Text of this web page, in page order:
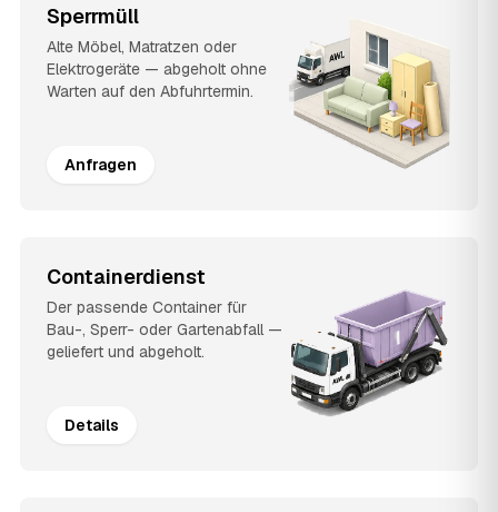
Sperrmüll
Alte Möbel, Matratzen oder
Elektrogeräte — abgeholt ohne
Warten auf den Abfuhrtermin.
Anfragen
Containerdienst
Der passende Container für
Bau-, Sperr- oder Gartenabfall —
geliefert und abgeholt.
Details